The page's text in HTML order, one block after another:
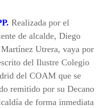
Realizada por el
de alcalde, Diego
Utrera, vaya por
del Ilustre Colegio
del COAM que se
remitido por su Decano
de forma inmediata